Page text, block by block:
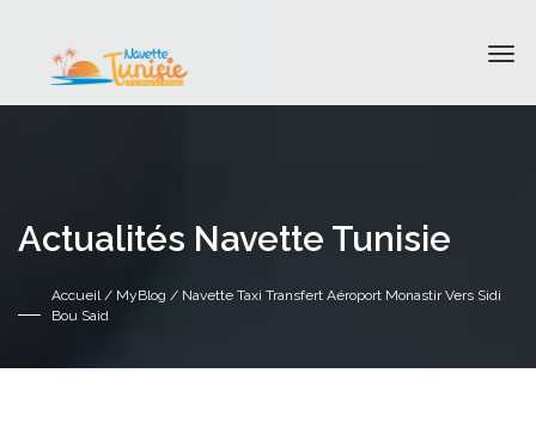
Actualités Navette Tunisie
Accueil/ MyBlog / Navette Taxi Transfert Aéroport Monastir Vers Sidi
Bou Said